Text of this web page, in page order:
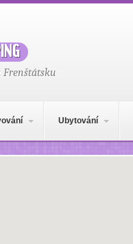
Ubytování